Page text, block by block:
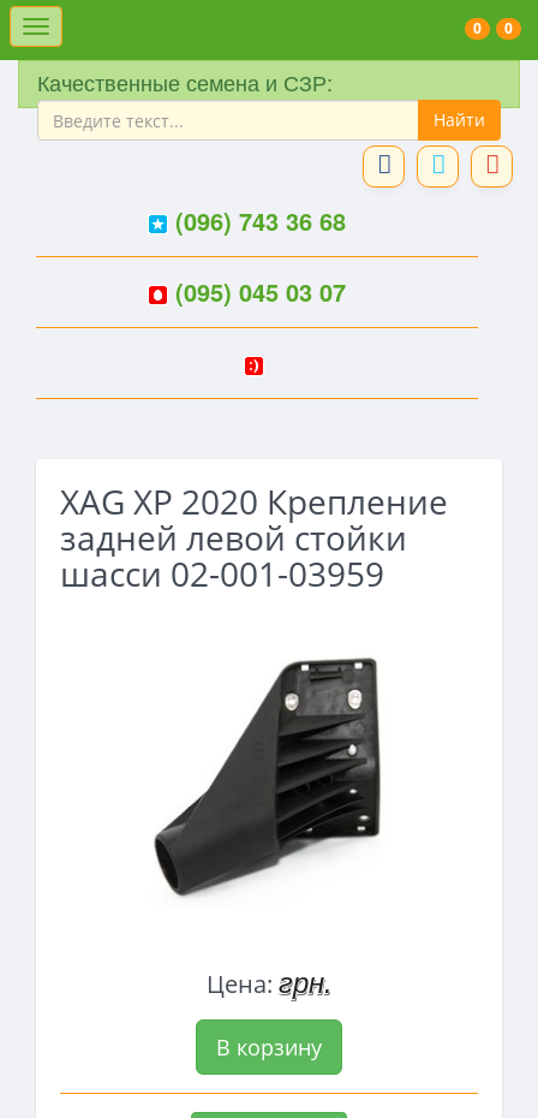
Меню 0
0
Качественные семена и СЗР:
(096) 743 36 68
(095) 045 03 07
XAG XP 2020 Крепление
задней левой стойки
шасси 02-001-03959
Цена: грн.
В корзину